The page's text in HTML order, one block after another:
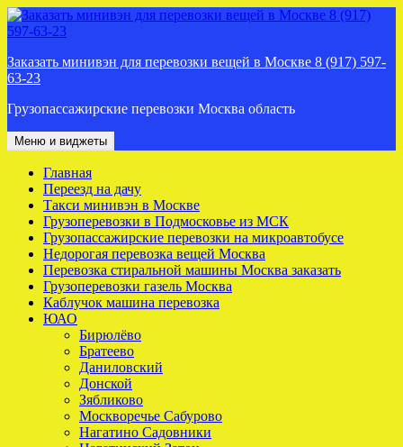
Перейти
к
Заказать минивэн для перевозки вещей в Москве 8 (917) 597-
63-23
Грузопассажирские перевозки Москва область
Меню и виджеты
Главная
Переезд на дачу
Такси минивэн в Москве
Грузоперевозки в Подмосковье из МСК
Грузопассажирские перевозки на микроавтобусе
Недорогая перевозка вещей Москва
Перевозка стиральной машины Москва заказать
Грузоперевозки газель Москва
Каблучок машина перевозка
ЮАО
Бирюлёво
Братеево
Даниловский
Донской
Зябликово
Москворечье Сабурово
Нагатино Садовники